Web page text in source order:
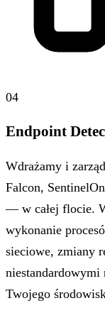
04
Endpoint
Wdrażamy i
Falcon,
— w całej flocie.
wykonanie
sieciowe, zmiany
niestandardowymi
Twojego